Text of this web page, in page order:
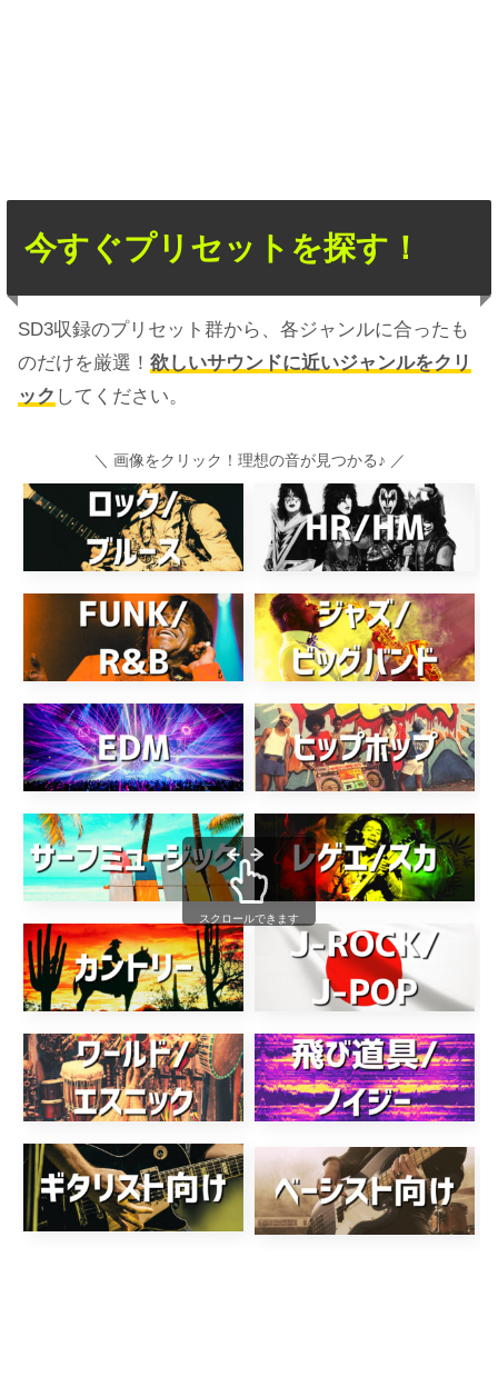
今すぐプリセットを探す！
SD3収録のプリセット群から、各ジャンルに合ったも
のだけを厳選！ 欲しいサウンドに近いジャンルをクリ
ック してください。
＼ 画像をクリック！理想の音が見つかる♪ ／
スクロールできます